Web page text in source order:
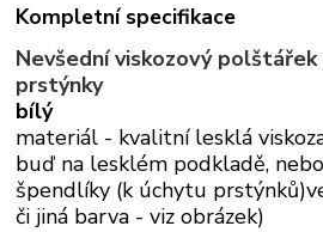
Kompletní specifikace
Nevšední viskozový polštářek
prstýnky
bílý
materiál - kvalitní lesklá
buď na lesklém podkladě,
špendlíky (k úchytu
či jiná barva - viz obrázek)